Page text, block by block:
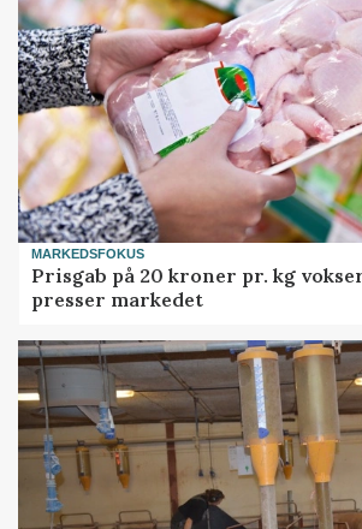
MARKEDSFOKUS
Prisgab på 20 kroner pr. kg
presser markedet